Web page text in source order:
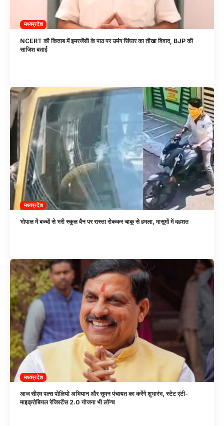
मध्यप्रदेश
NCERT की किताब में इमरजेंसी के पाठ पर उमंग सिंघार का तीखा विवाद, BJP की
साजिश बताई
मध्यप्रदेश
भोपाल में बच्चों से भरी स्कूल वैन पर रास्ता रोककर चाकू से हमला, मासूमों में दहशत
मध्यप्रदेश
आज सीएम पल्स पोलियो अभियान और सुमन पंचायत का करेंगे शुभारंभ, स्टेट एंटी-
माइक्रोबियल रेजिस्टेंस 2.0 योजना भी लॉन्च